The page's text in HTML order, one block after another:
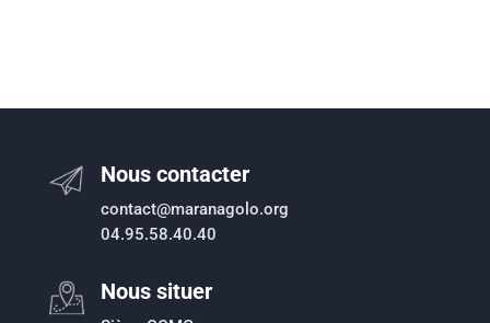
Nous contacter
contact@maranagolo.org
04.95.58.40.40
Nous situer